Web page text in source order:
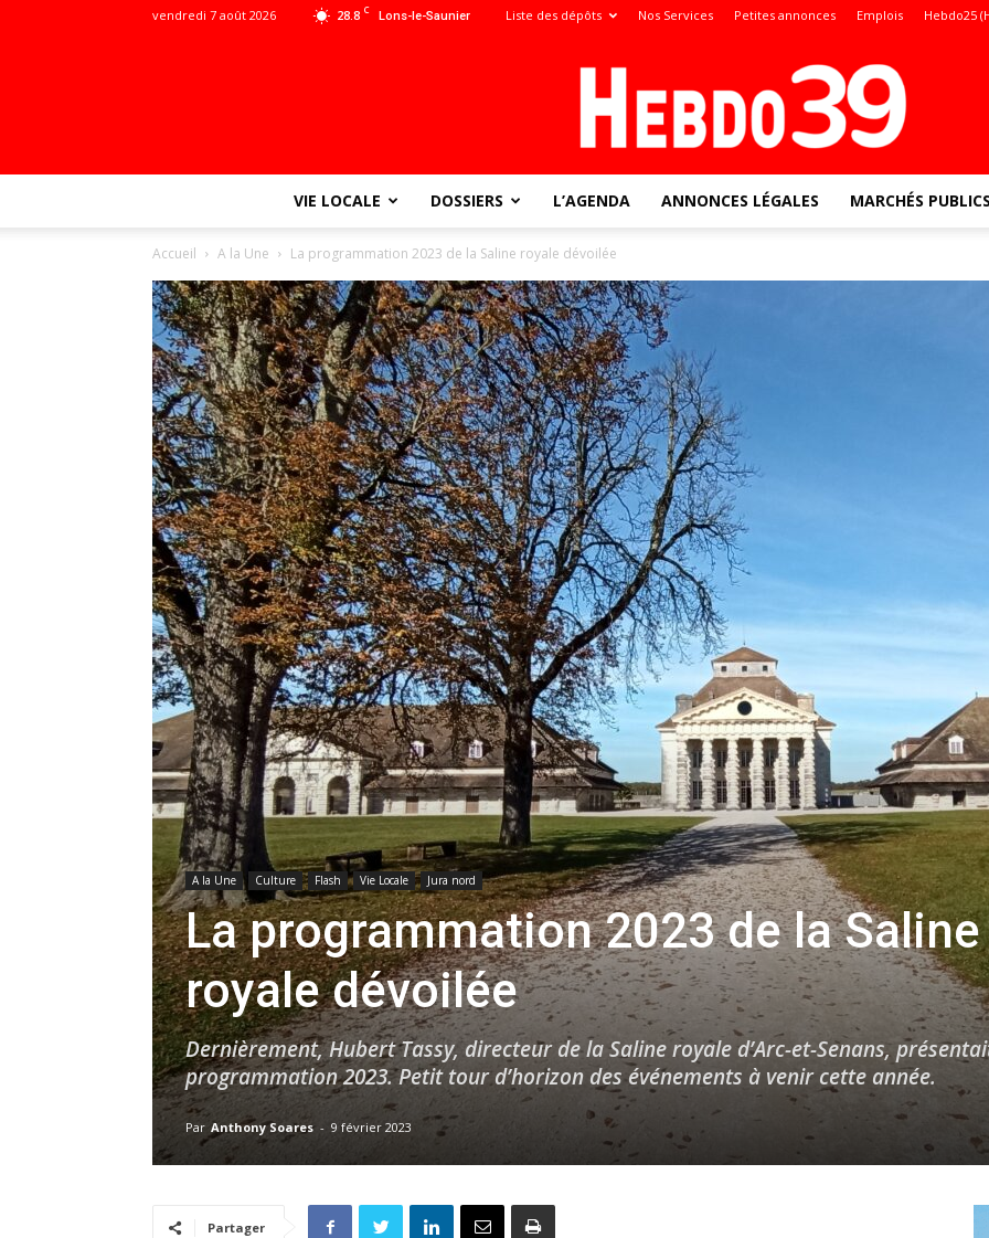
28.8 C Lons-le-Saunier
vendredi 7 août 2026 Liste des dépôts Nos Services Petites annonces Emplois Hebdo25
toute
l'info
locale
–
Hebdo39
VIE LOCALE DOSSIERS L’AGENDA ANNONCES LÉGALES MARCHÉS
Accueil A la Une La programmation 2023 de la Saline royale dévoilée
A la Une Culture Flash Vie Locale Jura nord
La programmation 2023 de la Saline
royale dévoilée
Dernièrement, Hubert Tassy, directeur de la Saline royale d’Arc-et-Senans,
programmation 2023. Petit tour d’horizon des événements à venir cette année.
Par Anthony Soares - 9 février 2023
Partager